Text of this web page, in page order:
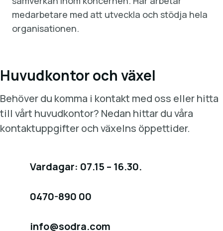
medarbetare med att utveckla och stödja hela
organisationen.
Huvudkontor och växel
Behöver du komma i kontakt med oss eller hitta
till vårt huvudkontor? Nedan hittar du våra
kontaktuppgifter och växelns öppettider.
Vardagar: 07.15 – 16.30.
0470-890 00
info@sodra.com